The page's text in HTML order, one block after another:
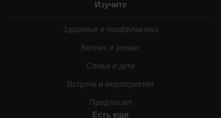
Изучите
Здоровье и профилактика
Велнес и релакс
Семья и дети
Встречи и мероприятия
Предлагает
Есть еще